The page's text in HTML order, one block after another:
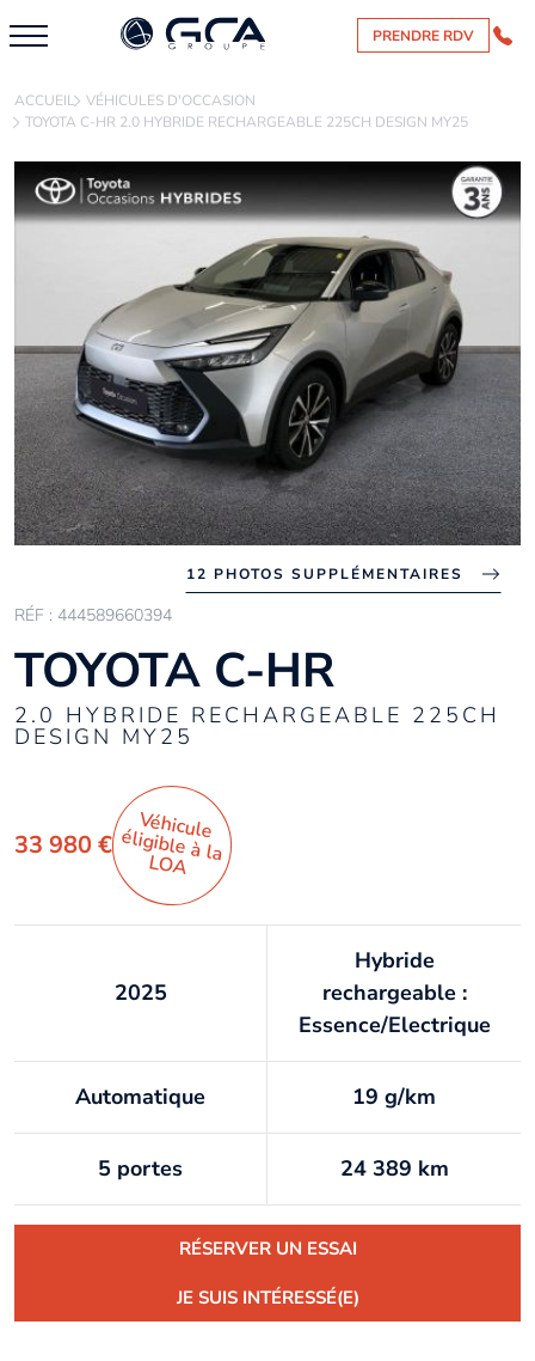
PRENDRE RDV
ACCUEIL VÉHICULES D'OCCASION
TOYOTA C-HR 2.0 HYBRIDE RECHARGEABLE 225CH DESIGN MY25
12 PHOTOS SUPPLÉMENTAIRES
RÉF : 444589660394
TOYOTA C-HR
2.0 HYBRIDE RECHARGEABLE 225CH
DESIGN MY25
33 980 €
Véhicule
éligible à la
LO
A
2025
Hybride
rechargeable :
Essence/Electrique
Automatique 19 g/km
5 portes 24 389 km
RÉSERVER UN ESSAI
JE SUIS INTÉRESSÉ(E)